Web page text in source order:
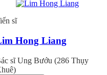
sĩ
Hong Liang
sĩ Ung Bướu (286 Thụy